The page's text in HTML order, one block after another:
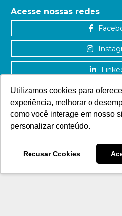
Utilizamos cookies para
experiência, melhorar o
como você interage em nosso
personalizar conteúdo.
Recusar Cookies
Acesse nossas redes